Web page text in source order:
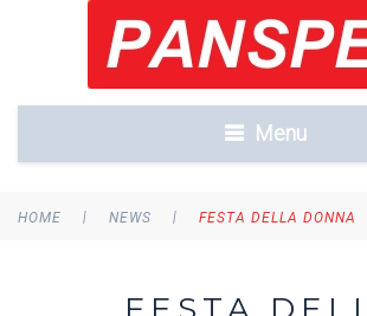
Menu
HOME | NEWS | FESTA DELLA DONNA